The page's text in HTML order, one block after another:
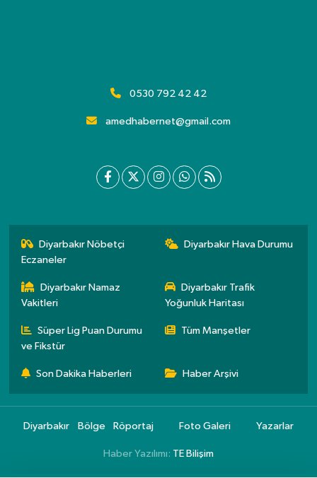
0530 792 42 42
amedhabernet@gmail.com
Diyarbakır Nöbetçi
Eczaneler
Diyarbakır Hava Durumu
Diyarbakır Namaz
Vakitleri
Diyarbakır Trafik
Yoğunluk Haritası
Süper Lig Puan Durumu
ve Fikstür
Tüm Manşetler
Son Dakika Haberleri Haber Arşivi
Diyarbakır Bölge Röportaj Foto Galeri Yazarlar
Haber Yazılımı: TE Bilişim